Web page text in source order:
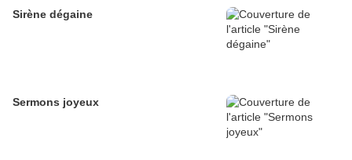
Sirène dégaine
Sermons joyeux